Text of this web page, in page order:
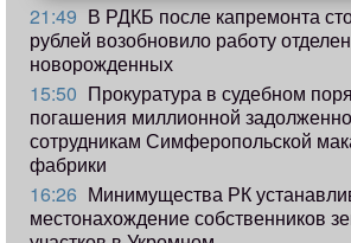
21:49 В РДКБ после капремонта
рублей возобновило работу
новорожденных
15:50 Прокуратура в судебном
погашения миллионной
сотрудникам Симферопольской
фабрики
16:26 Минимущества РК
местонахождение собственников